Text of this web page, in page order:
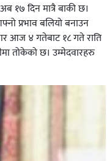
१७ दिन मात्रै बाकी छ।
प्रभाव बलियो बनाउन
आज ४ गतेबाट १८ गते राति
तोकेको छ। उम्मेदवारहरु